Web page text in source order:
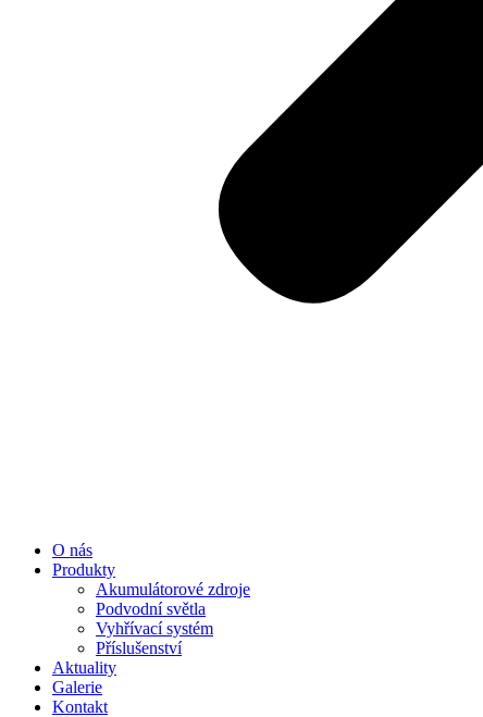
O nás
Produkty
Akumulátorové zdroje
Podvodní světla
Vyhřívací systém
Příslušenství
Aktuality
Galerie
Kontakt